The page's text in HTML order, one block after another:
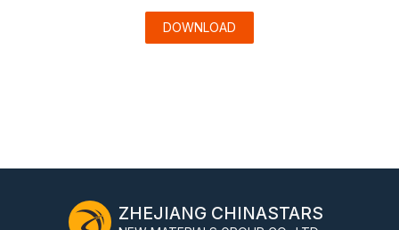
DOWNLOAD
ZHEJIANG CHINASTARS